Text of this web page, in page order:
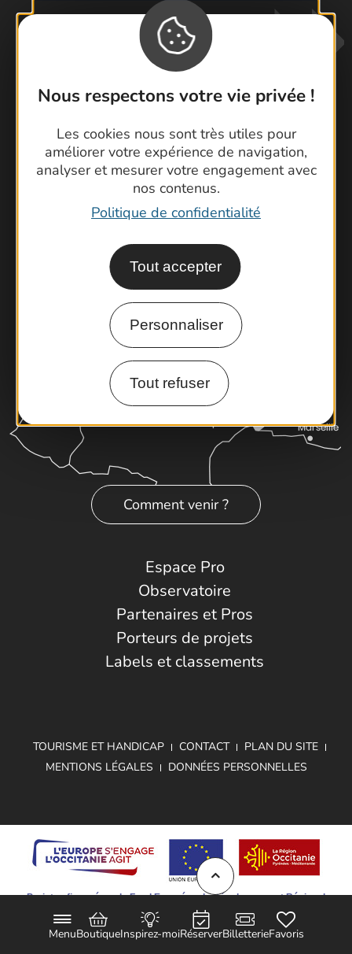
Nous respectons votre vie privée !
Les cookies nous sont très utiles pour
améliorer votre expérience de navigation,
analyser et mesurer votre engagement avec
nos contenus.
Politique de confidentialité
Tout accepter
Personnaliser
Tout refuser
MenuBoutiqueInspirez-moiRéserverBilletterieFavoris
Contactez-nous !
Foire aux questions
Brochures
Cartoguides et Topoguides
Latitude Gard
Comment venir ?
Espace Pro
Observatoire
Partenaires et Pros
Porteurs de projets
Labels et classements
TOURISME ET HANDICAP CONTACT
PLAN DU SITE
MENTIONS LÉGALES
DONNÉES PERSONNELLES
Projet cofinancé par le Fond Européen de Développement Régional